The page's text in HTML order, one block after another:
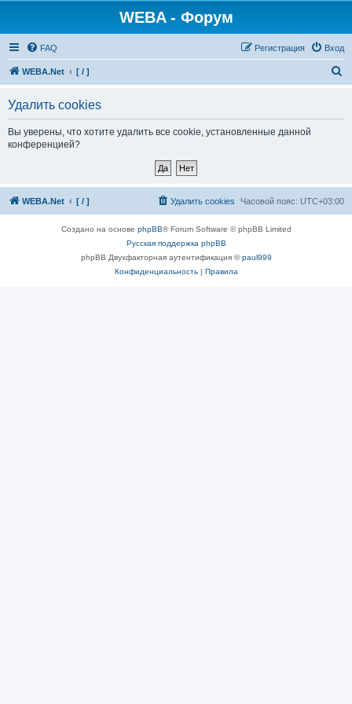
WEBA - Форум
FAQ Вход
Регистрация
WEBA.Net [ / ]
Удалить cookies
Вы уверены, что хотите удалить все cookie, установленные данной
конференцией?
WEBA.Net [ / ] Часовой пояс: UTC+03:00
Удалить cookies
Создано на основе phpBB® Forum Software © phpBB Limited
Русская поддержка phpBB
phpBB Двухфакторная аутентификация ©paul999
Конфиденциальность| Правила